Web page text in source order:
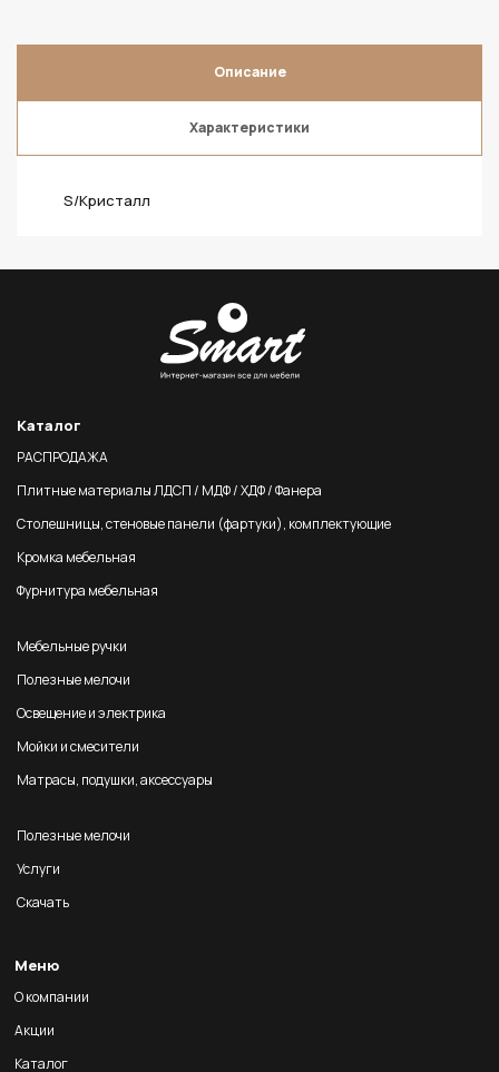
Описание
Характеристики
S/Кристалл
Каталог
РАСПРОДАЖА
Плитные материалы ЛДСП / МДФ / ХДФ / Фанера
Столешницы, стеновые панели (фартуки), комплектующие
Кромка мебельная
Фурнитура мебельная
Мебельные ручки
Полезные мелочи
Освещение и электрика
Мойки и смесители
Матрасы, подушки, аксессуары
Полезные мелочи
Услуги
Скачать
Меню
О компании
Акции
Каталог